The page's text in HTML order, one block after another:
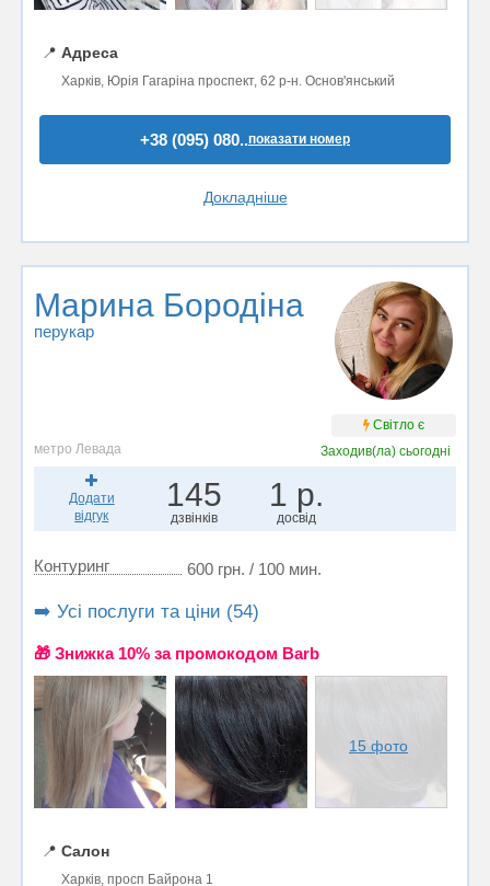
📍 Адреса
Харків, Юрія Гагаріна проспект, 62 р-н. Основ'янський
+38 (095) 080..показати номер
Докладніше
Марина Бородіна
перукар
Світло є
метро Левада
Заходив(ла)сьогодні
Додати
відгук
145
дзвінків
1 р.
досвід
Контуринг 600 грн. / 100 мин.
➡️ Усі послуги та ціни (54)
🎁 Знижка 10% за промокодом Barb
15 фото
📍 Салон
Харків, просп Байрона 1